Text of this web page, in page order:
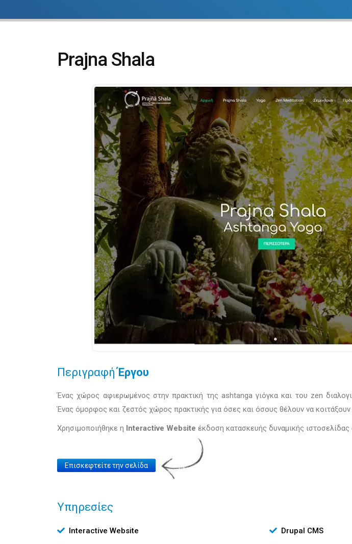
Prajna Shala
ΠεριγραφήΈργου
Ένας χώρος αφιερωμένος στην πρακτική της ashtanga γιόγκα και του zen
Ένας όμορφος και ζεστός χώρος πρακτικής για όσες και όσους θέλουν να
Χρησιμοποιήθηκε η Interactive Website έκδοση κατασκευής δυναμικής ιστοσελίδας
Website
Επισκεφτείτε την σελίδα
Υπηρεσίες
Υπηρεσίες
Interactive Website
Drupal CMS